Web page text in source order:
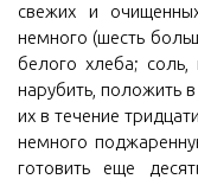
свежих и
немного (шесть
белого хлеба;
нарубить, положить
их в течение
немного
готовить еще